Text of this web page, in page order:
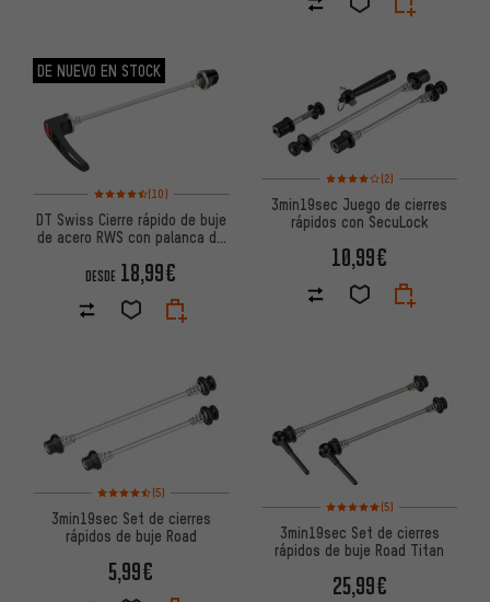
DE NUEVO EN STOCK
Valoración media: 4,5 de 5 basada en 10 reseñas
(10)
DT Swiss Cierre rápido de buje
de acero RWS con palanca de
DESDE 18,99€
Valoración media: 4 de 5
(2)
3min19sec Juego de cierres
rápidos con SecuLock
10,99€
Valoración media: 4,5 de 5 basada en 5 reseñas
(5)
3min19sec Set de cierres
rápidos de buje Road
5,99€
Valoración media: 5 de 5
(5)
3min19sec Set de cierres
rápidos de buje Road Titan
25,99€